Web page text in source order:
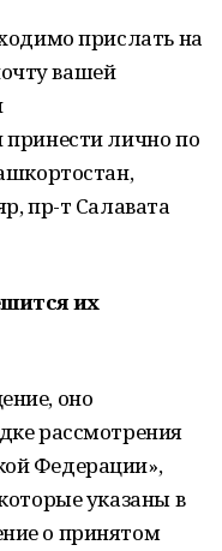
прислать на
вашей
лично по
пр-т Салавата
их
оно
рассмотрения
Федерации»,
указаны в
о принятом